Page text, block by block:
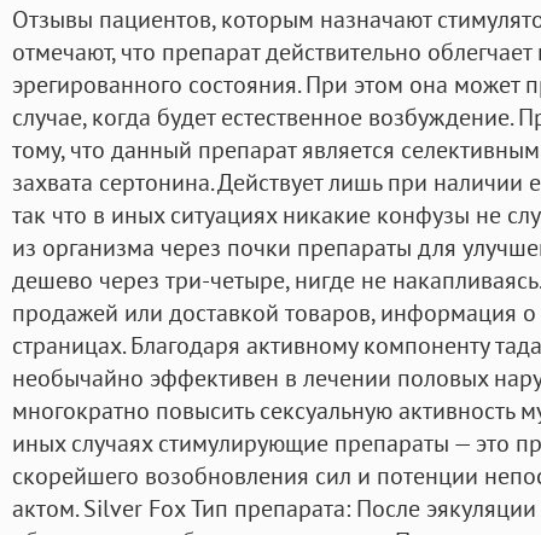
Отзывы пациентов, которым назначают
отмечают, что препарат действительно
эрегированного состояния. При этом она может
случае, когда будет естественное возбуждение.
тому, что данный препарат является
захвата сертонина. Действует лишь при наличии
так что в иных ситуациях никакие конфузы не
из организма через почки препараты для
дешево через три-четыре, нигде не
продажей или доставкой товаров, информация
страницах. Благодаря активному компоненту
необычайно эффективен в лечении половых
многократно повысить сексуальную
иных случаях стимулирующие препараты — это
скорейшего возобновления сил и потенции
актом. Silver Fox Тип препарата: После